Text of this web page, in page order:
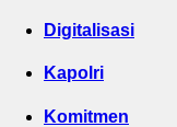
Digitalisasi
Kapolri
Komitmen